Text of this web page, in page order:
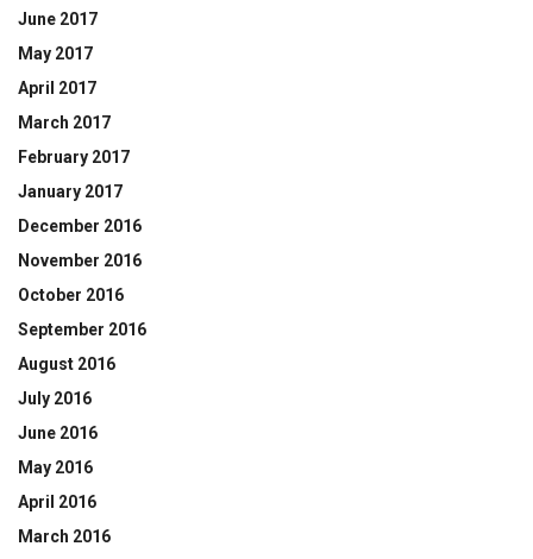
June 2017
May 2017
April 2017
March 2017
February 2017
January 2017
December 2016
November 2016
October 2016
September 2016
August 2016
July 2016
June 2016
May 2016
April 2016
March 2016